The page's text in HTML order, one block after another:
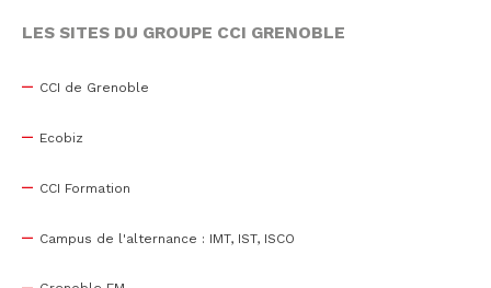
LES SITES DU GROUPE CCI GRENOBLE
CCI de Grenoble
Ecobiz
CCI Formation
Campus de l'alternance : IMT, IST, ISCO